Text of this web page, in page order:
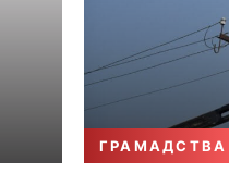
ГРАМАДСТВА